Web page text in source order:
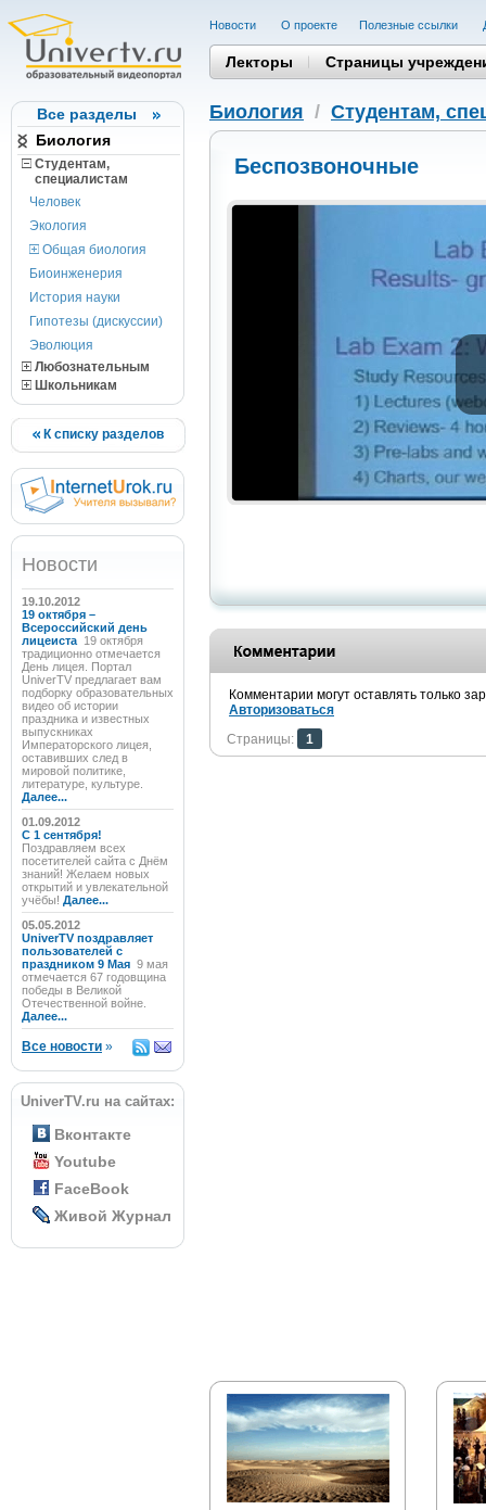
Все разделы
Биология
Студентам,
cпециалистам
Человек
Экология
Общая биология
Биоинженерия
История науки
Гипотезы (дискуссии)
Эволюция
Любознательным
Школьникам
К списку разделов
Новости
19.10.2012
19 октября –
Всероссийский день
лицеиста 19 октября
традиционно отмечается
День лицея. Портал
UniverTV предлагает вам
подборку образовательных
видео об истории
праздника и известных
выпускниках
Императорского лицея,
оставивших след в
мировой политике,
литературе, культуре.
Далее...
01.09.2012
C 1 сентября!
Поздравляем всех
посетителей сайта с Днём
знаний! Желаем новых
открытий и увлекательной
учёбы! Далее...
05.05.2012
UniverTV поздравляет
пользователей с
праздником 9 Мая 9 мая
отмечается 67 годовщина
победы в Великой
Отечественной войне.
Далее...
Все новости »
UniverTV.ru на сайтах:
Вконтакте
Youtube
FaceBook
Живой Журнал
Новости О проекте Полезные cсылки
Лекторы Страницы
Биология / Студентам,
Беспозвоночные
Комментарии могут оставлять только
Авторизоваться
Страницы:
1